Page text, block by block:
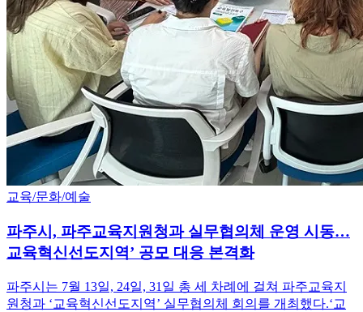
교육/문화/예술
파주시, 파주교육지원청과 실무협의체 운영 시동…
교육혁신선도지역’ 공모 대응 본격화
파주시는 7월 13일, 24일, 31일 총 세 차례에 걸쳐 파주교육지
원청과 ‘교육혁신선도지역’ 실무협의체 회의를 개최했다.‘교